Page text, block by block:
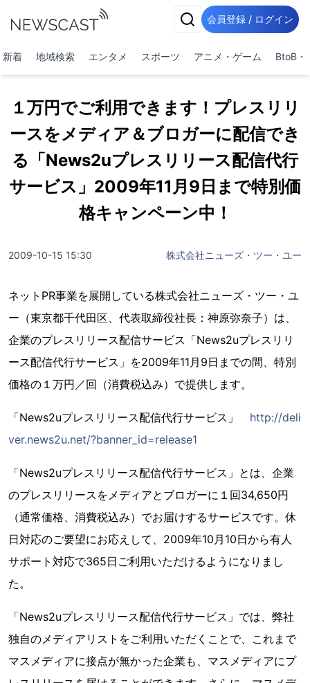
会員登録 / ログイン
新着 地域検索 エンタメ スポーツ アニメ・ゲーム BtoB・
１万円でご利用できます！プレスリリ
ースをメディア＆ブロガーに配信でき
る「News2uプレスリリース配信代行
サービス」2009年11月9日まで特別価
格キャンペーン中！
2009-10-15 15:30 株式会社ニューズ・ツー・ユー
ネットPR事業を展開している株式会社ニューズ・ツー・ユ
ー（東京都千代田区、代表取締役社長：神原弥奈子）は、
企業のプレスリリース配信サービス「News2uプレスリリ
ース配信代行サービス」を2009年11月9日までの間、特別
価格の１万円／回（消費税込み）で提供します。
「News2uプレスリリース配信代行サービス」 http://deli
ver.news2u.net/?banner_id=release1
「News2uプレスリリース配信代行サービス」とは、企業
のプレスリリースをメディアとブロガーに１回34,650円
（通常価格、消費税込み）でお届けするサービスです。休
日対応のご要望にお応えして、2009年10月10日から有人
サポート対応で365日ご利用いただけるようになりまし
た。
「News2uプレスリリース配信代行サービス」では、弊社
独自のメディアリストをご利用いただくことで、これまで
マスメディアに接点が無かった企業も、マスメディアにプ